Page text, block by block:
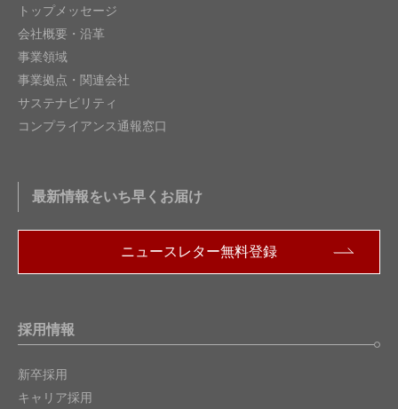
トップメッセージ
会社概要・沿革
事業領域
事業拠点・関連会社
サステナビリティ
コンプライアンス通報窓口
最新情報をいち早くお届け
ニュースレター無料登録
採用情報
新卒採用
キャリア採用